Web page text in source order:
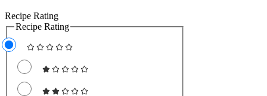
Recipe Rating
Recipe Rating